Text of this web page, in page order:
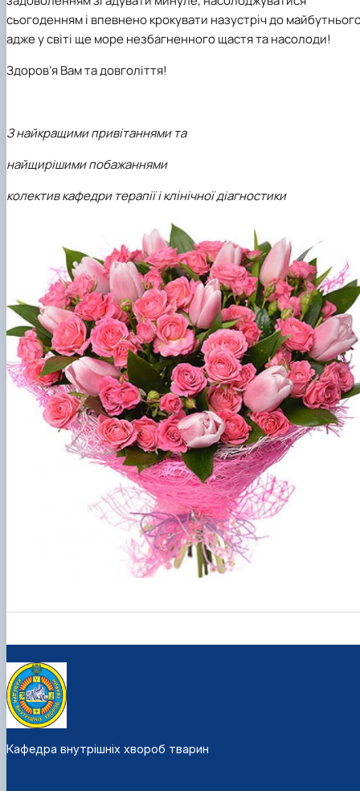
сьогоденням і впевнено крокувати назустріч до
адже у світі ще море незбагненного щастя та насолоди!
Здоров’я Вам та довголіття!
З найкращими привітаннями та
найщирішими побажаннями
колектив кафедри терапії і клінічної діагностики
Кафедра внутрішніх хвороб тварин